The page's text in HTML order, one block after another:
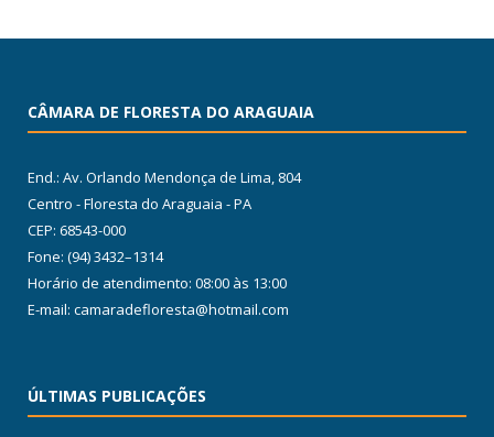
CÂMARA DE FLORESTA DO ARAGUAIA
End.: Av. Orlando Mendonça de Lima, 804
Centro - Floresta do Araguaia - PA
CEP: 68543-000
Fone: (94) 3432–1314
Horário de atendimento: 08:00 às 13:00
E-mail: camaradefloresta@hotmail.com
ÚLTIMAS PUBLICAÇÕES